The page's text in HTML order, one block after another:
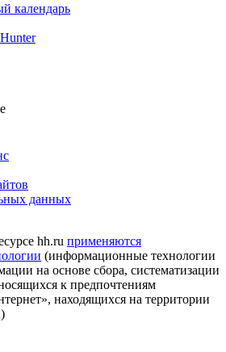
календарь
данных
hh.ru применяются
(информационные технологии
на основе сбора, систематизации
к предпочтениям
находящихся на территории